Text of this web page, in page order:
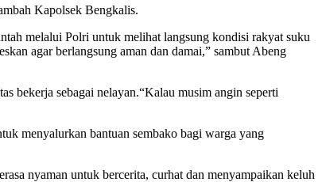
Kapolsek Bengkalis.
melalui Polri untuk melihat langsung kondisi rakyat suku
agar berlangsung aman dan damai,” sambut Abeng
bekerja sebagai nelayan.“Kalau musim angin seperti
menyalurkan bantuan sembako bagi warga yang
nyaman untuk bercerita, curhat dan menyampaikan keluh